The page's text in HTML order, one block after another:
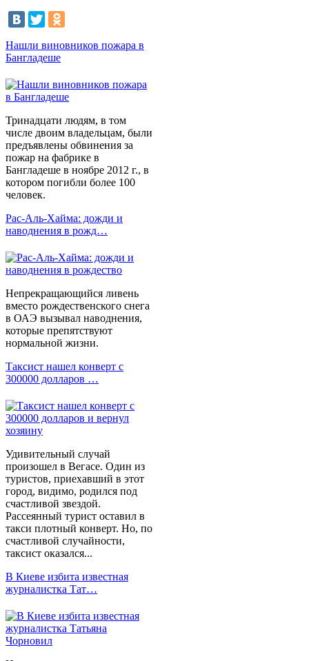
Нашли виновников пожара в
Бангладеше
Тринадцати людям, в том
числе двоим владельцам, были
предъявлены обвинения за
пожар на фабрике в
Бангладеше в ноябре 2012 г., в
котором погибли более 100
человек.
Рас-Аль-Хайма: дожди и
наводнения в рожд…
Непрекращающийся ливень
вместо рождественского снега
в ОАЭ вызывал наводнения,
которые препятствуют
нормальной жизни.
Таксист нашел конверт с
300000 долларов …
Удивительный случай
произошел в Вегасе. Один из
туристов, приехавший в этот
город, видимо, родился под
счастливой звездой.
Рассеянный турист оставил в
такси плотный конверт. Но, по
счастливой случайности,
таксист оказался...
В Киеве избита известная
журналистка Тат…